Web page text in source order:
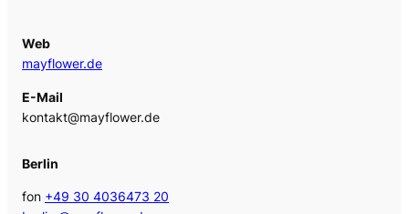
Web
mayflower.de
E-Mail
kontakt@mayflower.de
Berlin
fon +49 30 4036473 20